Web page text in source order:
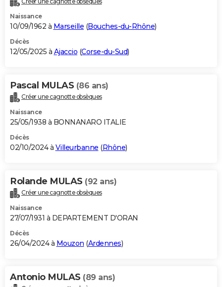
Naissance
10/09/1962 à Marseille (Bouches-du-Rhône)
Décès
12/05/2025 à Ajaccio (Corse-du-Sud)
Pascal MULAS (86 ans)
Créer une cagnotte obsèques
Naissance
25/05/1938 à BONNANARO ITALIE
Décès
02/10/2024 à Villeurbanne (Rhône)
Rolande MULAS (92 ans)
Créer une cagnotte obsèques
Naissance
27/07/1931 à DEPARTEMENT D'ORAN
Décès
26/04/2024 à Mouzon (Ardennes)
Antonio MULAS (89 ans)